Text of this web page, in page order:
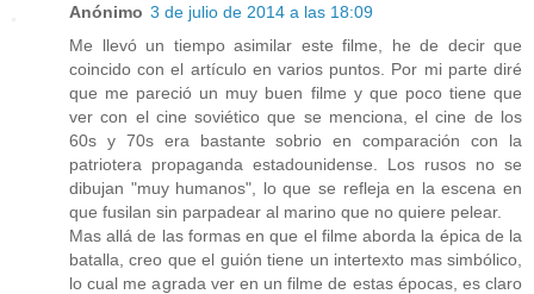
Anónimo 3 de julio de 2014 a las 18:09
Me llevó un tiempo asimilar este filme, he de decir que
coincido con el artículo en varios puntos. Por mi parte diré
que me pareció un muy buen filme y que poco tiene que
ver con el cine soviético que se menciona, el cine de los
60s y 70s era bastante sobrio en comparación con la
patriotera propaganda estadounidense. Los rusos no se
dibujan "muy humanos", lo que se refleja en la escena en
que fusilan sin parpadear al marino que no quiere pelear.
Mas allá de las formas en que el filme aborda la épica de la
batalla, creo que el guión tiene un intertexto mas simbólico,
lo cual me agrada ver en un filme de estas épocas, es claro